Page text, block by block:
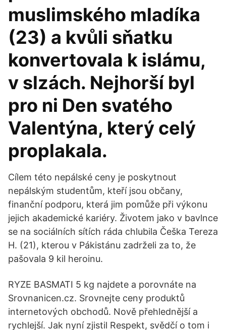
muslimského mladíka
(23) a kvůli sňatku
konvertovala k islámu,
v slzách. Nejhorší byl
pro ni Den svatého
Valentýna, který celý
proplakala.
Cílem této nepálské ceny je poskytnout
nepálským studentům, kteří jsou občany,
finanční podporu, která jim pomůže při výkonu
jejich akademické kariéry. Životem jako v bavlnce
se na sociálních sítích ráda chlubila Češka Tereza
H. (21), kterou v Pákistánu zadrželi za to, že
pašovala 9 kil heroinu.
RYZE BASMATI 5 kg najdete a porovnáte na
Srovnanicen.cz. Srovnejte ceny produktů
internetových obchodů. Nově přehlednější a
rychlejší. Jak nyní zjistil Respekt, svědčí o tom i